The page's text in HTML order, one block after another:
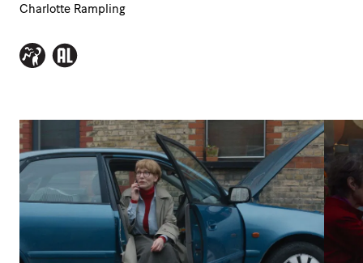
Charlotte Rampling